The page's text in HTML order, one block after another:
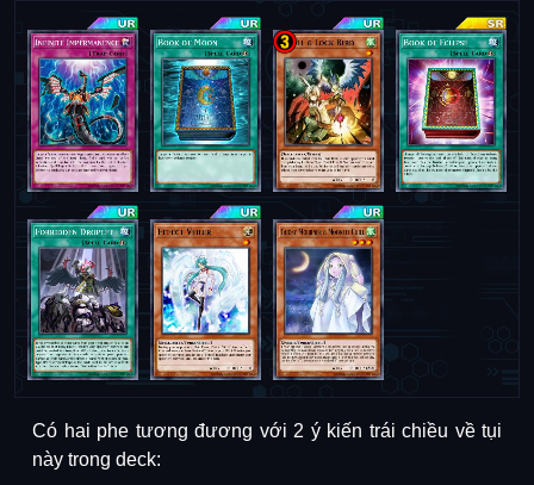
Có hai phe tương đương với 2 ý kiến trái chiều về tụi
này trong deck: